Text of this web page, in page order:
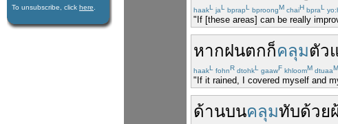
To unsubscribe, click here haakL jaL bprapL bproongM chaiH bpraL
"If [these areas] can be really
หากฝนตกก็คลุมตัว
haakL fohnR dtohkL gaawF khloomM dtuaaM
"If it rained, I covered myself and
ด้านบนคลุมทับด้วย